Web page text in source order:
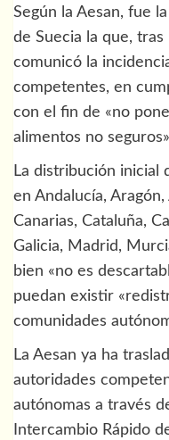
Según la Aesan, fue
de Suecia la que,
comunicó la
competentes, en
con el fin de «no
alimentos no
La distribución inicial
en Andalucía,
Canarias, Cataluña,
Galicia, Madrid,
bien «no es
puedan existir
comunidades
La Aesan ya ha
autoridades
autónomas a través
Intercambio Rápido